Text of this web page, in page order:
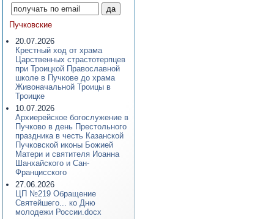
Пучковские
20.07.2026
Крестный ход от храма
Царственных страстотерпцев
при Троицкой Православной
школе в Пучкове до храма
Живоначальной Троицы в
Троицке
10.07.2026
Архиерейское богослужение в
Пучково в день Престольного
праздника в честь Казанской
Пучковской иконы Божией
Матери и святителя Иоанна
Шанхайского и Сан-
Францисского
27.06.2026
ЦП №219 Обращение
Святейшего... ко Дню
молодежи России.docx